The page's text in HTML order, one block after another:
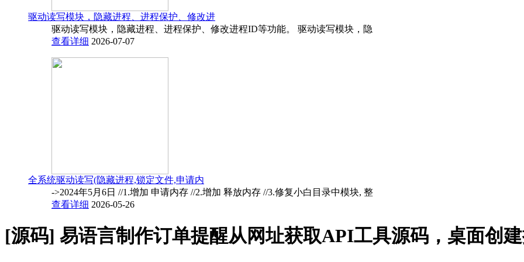
驱动读写模块，隐藏进程、进程保护、修改进
驱动读写模块，隐藏进程、进程保护、修改进程ID等功能。 驱动读写模块，隐
查看详细 2026-07-07
全系统驱动读写(隐藏进程,锁定文件,申请内
->2024年5月6日 //1.增加 申请内存 //2.增加 释放内存 //3.修复小白目录中模块, 整
查看详细 2026-05-26
[源码] 易语言制作订单提醒从网址获取API工具源码，桌面创